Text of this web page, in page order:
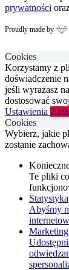
prywatności
Proudly made by
Cookies
Korzystamy z
doświadczenie
jeśli wyrażasz
dostosować
Ustawienia
Cookies
Wybierz, jakie
zostanie
Te pliki
Statystyka
Abyśmy
Marketing